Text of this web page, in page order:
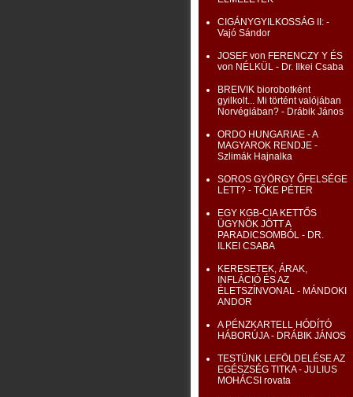
CIGÁNYGYILKOSSÁG II: -
Vajó Sándor
JOSEF von FERENCZY Y ÉS
von NÉLKÜL - Dr. Ilkei Csaba
BREIVIK biorobotként
gyilkolt... Mi történt valójában
Norvégiában? - Drábik János
ORDO HUNGARIAE - A
MAGYAROK RENDJE -
Szlimák Hajnalka
SOROS GYÖRGY ŐFELSÉGE
LETT? - TŐKE PÉTER
EGY KGB-CIA KETTŐS
ÜGYNÖK JÖTT A
PARADICSOMBÓL - DR.
ILKEI CSABA
KERESETEK, ÁRAK,
INFLÁCIÓ ÉS AZ
ÉLETSZÍNVONAL - MÁNDOKI
ANDOR
A PÉNZKARTELL HÓDÍTÓ
HÁBORÚJA - DRÁBIK JÁNOS
TESTÜNK LEFÖLDELÉSE AZ
EGÉSZSÉG TITKA - JULIUS
MOHÁCSI rovata